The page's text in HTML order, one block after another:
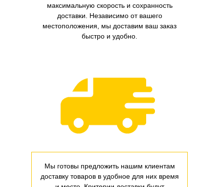
Мы готовы предложить нашим клиентам
доставку товаров в удобное для них время
максимальную скорость и сохранность
доставки. Независимо от вашего
местоположения, мы доставим ваш заказ
быстро и удобно.